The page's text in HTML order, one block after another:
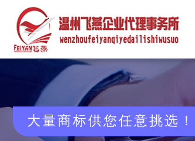
大量商标供您任意挑选 ​！